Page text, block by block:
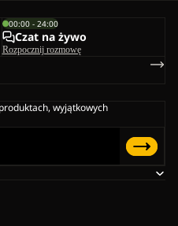
00:00 - 24:00
Czat na żywo
Rozpocznij rozmowę
wyjątkowych